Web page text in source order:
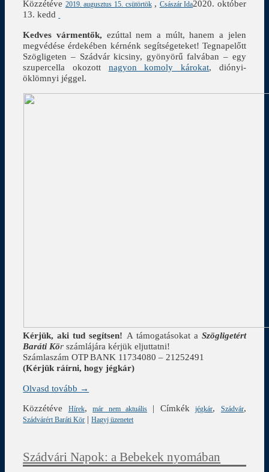
Közzétéve 2019. augusztus 15. csütörtök , Császár Ida2020. október
13. kedd
Kedves vármentők, ezúttal nem a múlt, hanem a jelen
megvédése érdekében kérnénk segítségeteket! Tegnapelőtt
Szögligeten – Szádvár kicsiny, gyönyörű falvában – egy
szupercella okozott nagyon komoly károkat, diónyi-
öklömnyi jéggel.
Kérjük, aki tud segítsen! A támogatásokat a Szögligetért
Baráti Kör számlájára kérjük eljuttatni!
Számlaszám OTP BANK 11734080 – 21252491
(Kérjük ráírni, hogy jégkár)
Olvasd tovább →
Közzétéve
Hírek,már nem aktuális | Címkék jégkár, Szádvár,
Szádvárért Baráti Kör |Hagyj üzenetet
Szádvári Napok: a Bebekek nyomában